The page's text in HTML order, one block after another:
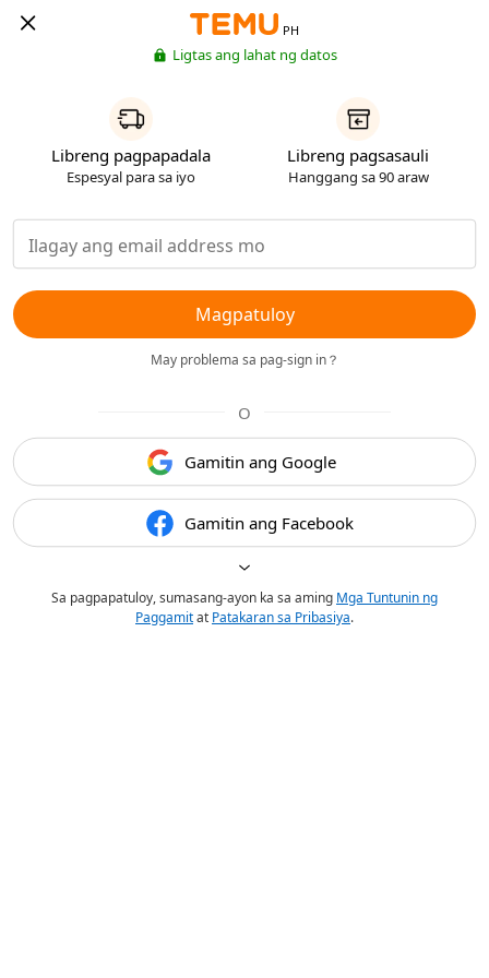
PH
Ligtas ang lahat ng datos
Libreng pagpapadala
Espesyal para sa iyo
Libreng pagsasauli
Hanggang sa 90 araw
Magpatuloy
May problema sa pag-sign in？
O
Gamitin ang Google
Gamitin ang Facebook
Sa pagpapatuloy, sumasang-ayon ka sa aming Mga Tuntunin ng
Paggamitat Patakaran sa Pribasiya.